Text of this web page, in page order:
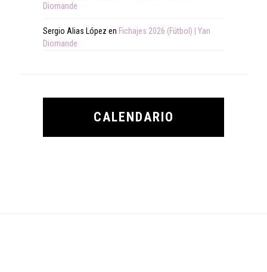
Diomande
Sergio Alias López en Fichajes 2026 (Fútbol) | Yan
Diomande
CALENDARIO